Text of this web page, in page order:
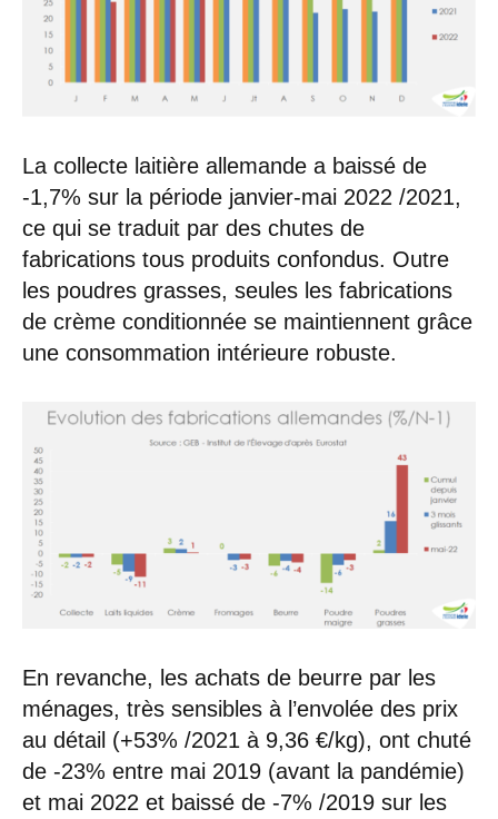
La collecte laitière allemande a baissé de
-1,7% sur la période janvier-mai 2022 /2021,
ce qui se traduit par des chutes de
fabrications tous produits confondus. Outre
les poudres grasses, seules les fabrications
de crème conditionnée se maintiennent grâce
une consommation intérieure robuste.
En revanche, les achats de beurre par les
ménages, très sensibles à l’envolée des prix
au détail (+53% /2021 à 9,36 €/kg), ont chuté
de -23% entre mai 2019 (avant la pandémie)
et mai 2022 et baissé de -7% /2019 sur les